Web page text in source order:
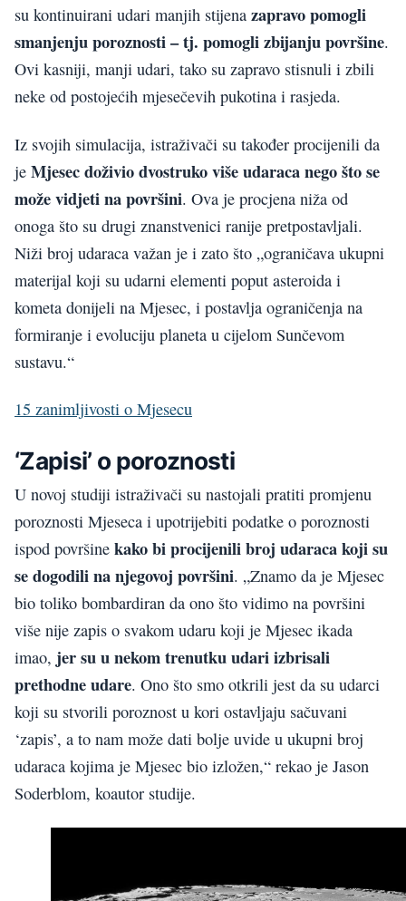
su kontinuirani udari manjih stijena zapravo pomogli
smanjenju poroznosti – tj. pomogli zbijanju površine.
Ovi kasniji, manji udari, tako su zapravo stisnuli i zbili
neke od postojećih mjesečevih pukotina i rasjeda.
Iz svojih simulacija, istraživači su također procijenili da
je Mjesec doživio dvostruko više udaraca nego što se
može vidjeti na površini. Ova je procjena niža od
onoga što su drugi znanstvenici ranije pretpostavljali.
Niži broj udaraca važan je i zato što „ograničava ukupni
materijal koji su udarni elementi poput asteroida i
kometa donijeli na Mjesec, i postavlja ograničenja na
formiranje i evoluciju planeta u cijelom Sunčevom
sustavu.“
15 zanimljivosti o Mjesecu
‘Zapisi’ o poroznosti
U novoj studiji istraživači su nastojali pratiti promjenu
poroznosti Mjeseca i upotrijebiti podatke o poroznosti
ispod površine kako bi procijenili broj udaraca koji su
se dogodili na njegovoj površini. „Znamo da je Mjesec
bio toliko bombardiran da ono što vidimo na površini
više nije zapis o svakom udaru koji je Mjesec ikada
imao, jer su u nekom trenutku udari izbrisali
prethodne udare. Ono što smo otkrili jest da su udarci
koji su stvorili poroznost u kori ostavljaju sačuvani
‘zapis’, a to nam može dati bolje uvide u ukupni broj
udaraca kojima je Mjesec bio izložen,“ rekao je Jason
Soderblom, koautor studije.